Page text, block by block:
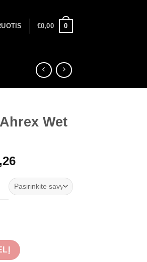
€0,00 0
Wet
Current
is:
€6,26.
FW580 Ahrex Wet Fly